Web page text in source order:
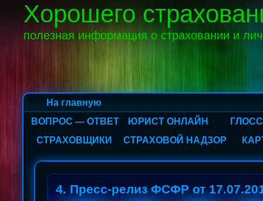
Хорошего
полезная информация о страховании и
На главную
ВОПРОС — ОТВЕТ
ЮРИСТ ОНЛАЙН
СТРАХОВЩИКИ
СТРАХОВОЙ НАДЗОР
4. Пресс-релиз ФСФР от